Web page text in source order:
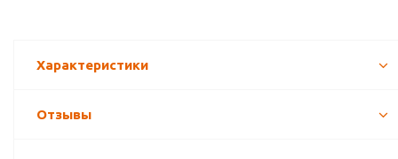
Характеристики
Отзывы